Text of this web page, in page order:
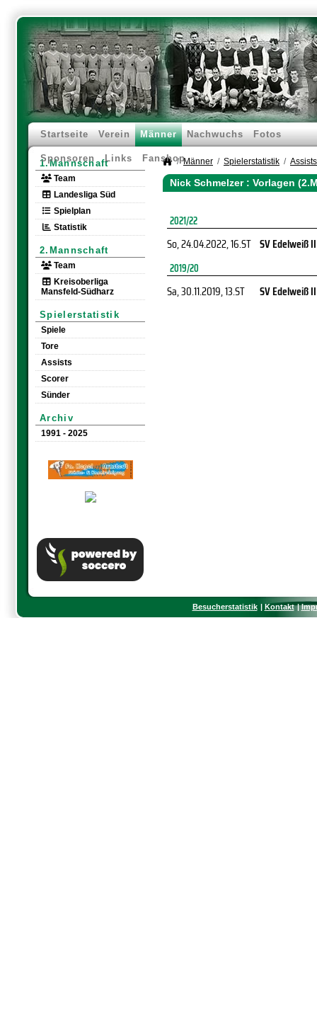
Startseite Verein Männer Nachwuchs Fotos
Sponsoren Links Fanshop
1.Mannschaft
Team
Landesliga Süd
Spielplan
Statistik
2.Mannschaft
Team
Kreisoberliga
Mansfeld-Südharz
Spielerstatistik
Spiele
Tore
Assists
Scorer
Sünder
Archiv
1991 - 2025
Männer Spielerstatistik Assists
Nick Schmelzer : Vorlagen
2021/22
So, 24.04.2022, 16.ST SV Edelweiß II
2019/20
Sa, 30.11.2019, 13.ST SV Edelweiß II
Besucherstatistik Kontakt